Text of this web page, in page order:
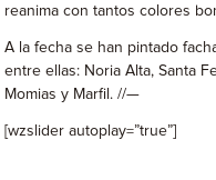
reanima con tantos colores
A la fecha se han pintado
entre ellas: Noria Alta, Santa
Momias y Marfil. //—
[wzslider autoplay=”true”]